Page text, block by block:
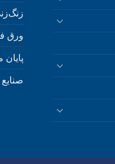
ورق
پایان
صنایع